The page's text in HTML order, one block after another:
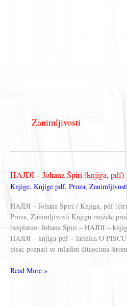
Zanimljivosti
HAJDI – Johana Špiri (knjiga, pdf)
Knjige, Knjige pdf, Proza,
HAJDI – Johana Špiri / Knjiga, pdf
Proza, Zanimljivosti Knjigu možete
besplatno: Johana Špiri – HAJDI –
HAJDI – knjiga-pdf – latinica O
pisac poznati su mladim čitaocima
HAJDI
Read More »